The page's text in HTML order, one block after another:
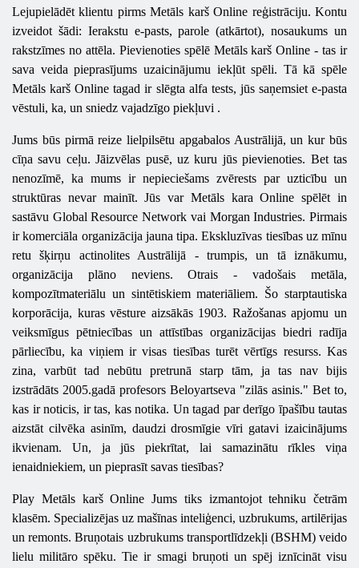
Lejupielādēt klientu pirmsMetāls karšOnline reģistrāciju. Kontu
izveidot šādi: Ierakstu e-pasts, parole (atkārtot), nosaukums un
rakstzīmes no attēla. Pievienoties spēlē MetālskaršOnline- tas ir
sava veida pieprasījums uzaicinājumu iekļūt spēli. Tā kā spēle
MetālskaršOnlinetagad ir slēgta alfa tests, jūs saņemsiet e-pasta
vēstuli, ka, un sniedz vajadzīgo piekļuvi .
Jums būs pirmā reize lielpilsētu apgabalos Austrālijā, un kur būs
cīņa savu ceļu. Jāizvēlas pusē, uz kuru jūs pievienoties. Bet tas
nenozīmē, ka mums ir nepieciešams zvērests par uzticību un
struktūras nevar mainīt. Jūsvar Metāls kara Onlinespēlētin
sastāvu Global Resource Network vai Morgan Industries.Pirmais
ir komerciāla organizācija jauna tipa. Ekskluzīvas tiesības uz mīnu
retu šķirņu actinolites Austrālijā - trumpis, un tā iznākumu,
organizācija plāno neviens. Otrais - vadošais metāla,
kompozītmateriālu un sintētiskiem materiāliem. Šo starptautiska
korporācija, kuras vēsture aizsākās 1903. Ražošanas apjomu un
veiksmīgus pētniecības un attīstības organizācijas biedri radīja
pārliecību, ka viņiem ir visas tiesības turēt vērtīgs resurss. Kas
zina, varbūt tad nebūtu pretrunā starp tām, ja tas nav bijis
izstrādāts 2005.gadā profesors Beloyartseva "zilās asinis." Bet to,
kas ir noticis, ir tas, kas notika. Un tagad par derīgo īpašību tautas
aizstāt cilvēka asinīm, daudzi drosmīgie vīri gatavi izaicinājums
ikvienam. Un, ja jūs piekrītat, lai samazinātu rīkles viņa
ienaidniekiem, un pieprasīt savas tiesības?
Play Metāls karšOnline Jums tiks izmantojot tehniku ​​četrām
klasēm. Specializējas uz mašīnas inteliģenci, uzbrukums, artilērijas
un remonts. Bruņotais uzbrukums transportlīdzekļi (BSHM) veido
lielu militāro spēku. Tie ir smagi bruņoti un spēj iznīcināt visu